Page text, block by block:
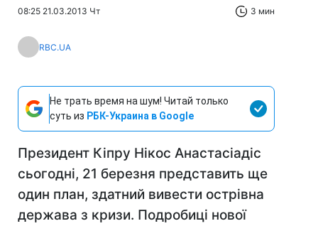
08:25 21.03.2013 Чт 3 мин
RBC.UA
Не трать время на шум! Читай только
суть из РБК-Украина в Google
Президент Кіпру Нікос Анастасіадіс
сьогодні, 21 березня представить ще
один план, здатний вивести острівна
держава з кризи. Подробиці нової